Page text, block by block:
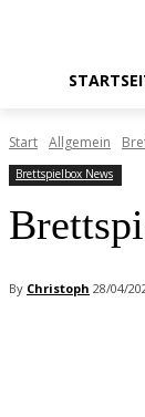
Start Allgemein
Brettspielbox News
By Christoph 28/04/